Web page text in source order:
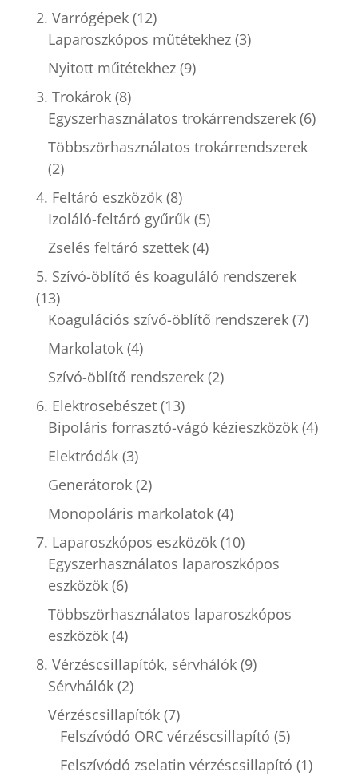
2. Varrógépek (12)
Laparoszkópos műtétekhez (3)
Nyitott műtétekhez (9)
3. Trokárok (8)
Egyszerhasználatos trokárrendszerek (6)
Többszörhasználatos trokárrendszerek
(2)
4. Feltáró eszközök (8)
Izoláló-feltáró gyűrűk (5)
Zselés feltáró szettek (4)
5. Szívó-öblítő és koaguláló rendszerek
(13)
Koagulációs szívó-öblítő rendszerek (7)
Markolatok (4)
Szívó-öblítő rendszerek (2)
6. Elektrosebészet (13)
Bipoláris forrasztó-vágó kézieszközök (4)
Elektródák (3)
Generátorok (2)
Monopoláris markolatok (4)
7. Laparoszkópos eszközök (10)
Egyszerhasználatos laparoszkópos
eszközök (6)
Többszörhasználatos laparoszkópos
eszközök (4)
8. Vérzéscsillapítók, sérvhálók (9)
Sérvhálók (2)
Vérzéscsillapítók (7)
Felszívódó ORC vérzéscsillapító (5)
Felszívódó zselatin vérzéscsillapító (1)